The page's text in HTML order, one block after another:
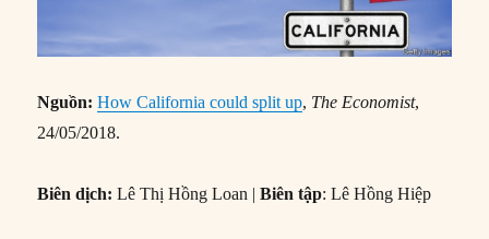
Nguồn: How California could split up, The Economist,
24/05/2018.
Biên dịch: Lê Thị Hồng Loan |Biên tập: Lê Hồng Hiệp